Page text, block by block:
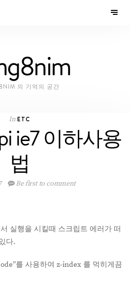
의 기억의 공간
In ETC
ie7 이하사용
법
Be first to comment
실행을 시킬때 스크립트 에러가 떠
다.
를 사용하여 z-index 를 먹히게끔